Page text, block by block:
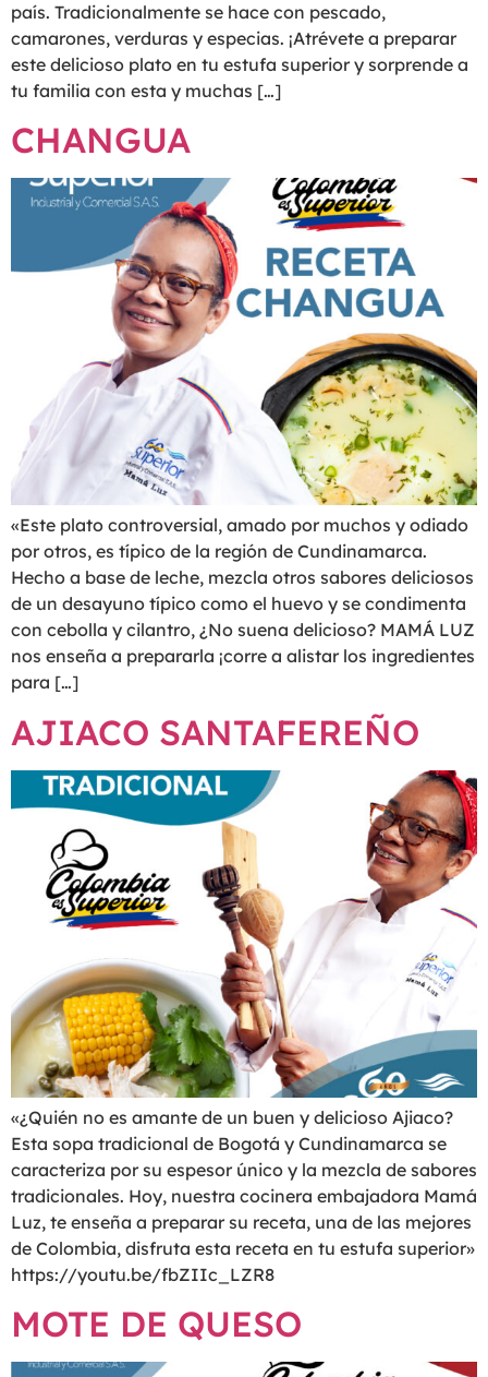
país. Tradicionalmente se hace con pescado,
camarones, verduras y especias. ¡Atrévete a preparar
este delicioso plato en tu estufa superior y sorprende a
tu familia con esta y muchas […]
CHANGUA
«Este plato controversial, amado por muchos y odiado
por otros, es típico de la región de Cundinamarca.
Hecho a base de leche, mezcla otros sabores deliciosos
de un desayuno típico como el huevo y se condimenta
con cebolla y cilantro, ¿No suena delicioso? MAMÁ LUZ
nos enseña a prepararla ¡corre a alistar los ingredientes
para […]
AJIACO SANTAFEREÑO
«¿Quién no es amante de un buen y delicioso Ajiaco?
Esta sopa tradicional de Bogotá y Cundinamarca se
caracteriza por su espesor único y la mezcla de sabores
tradicionales. Hoy, nuestra cocinera embajadora Mamá
Luz, te enseña a preparar su receta, una de las mejores
de Colombia, disfruta esta receta en tu estufa superior»
https://youtu.be/fbZIIc_LZR8
MOTE DE QUESO